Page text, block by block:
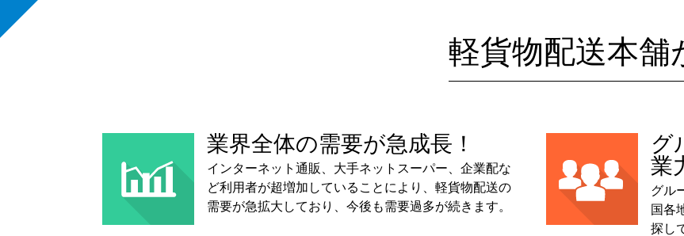
軽貨物配送本舗
業界全体の需要が急成長！
インターネット通販、大手ネットスーパー、企業配な
ど利用者が超増加していることにより、軽貨物配送の
需要が急拡大しており、今後も需要過多が続きます。
グ
業
グル
国各
探し